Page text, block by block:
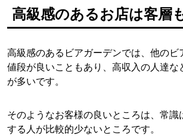
高級感のあるお店は客層
高級感のあるビアガーデンでは、他のビ
値段が良いこともあり、高収入の人達な
が多いです。
そのようなお客様の良いところは、常識
する人が比較的少ないところです。